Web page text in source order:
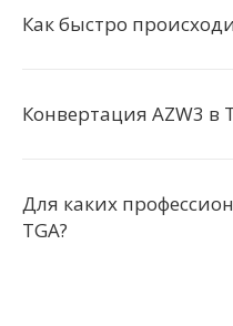
Как быстро
Конвертация AZW3 в
Для каких
TGA?